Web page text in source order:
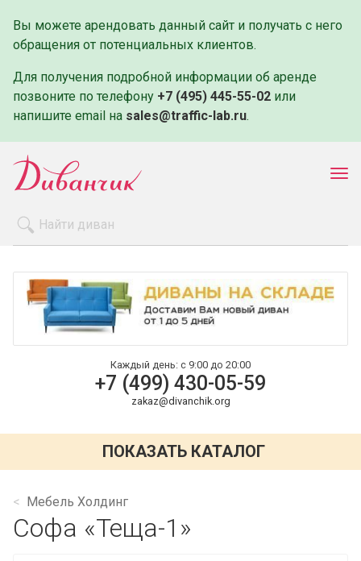
Вы можете арендовать данный сайт и получать с него
обращения от потенциальных клиентов.
Для получения подробной информации об аренде
позвоните по телефону +7 (495) 445-55-02 или
напишите email на sales@traffic-lab.ru.
Оплата и доставка
Контакты
Каждый день: с 9:00 до 20:00
+7 (499) 430-05-59
zakaz@divanchik.org
ПОКАЗАТЬ КАТАЛОГ
Мебель Холдинг
Софа «Теща-1»